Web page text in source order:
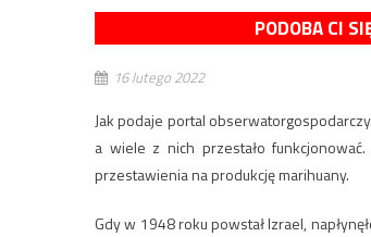
PODOBA CI
16 lutego 2022
Jak podaje portal
a wiele z nich przestało
przestawienia na produkcję marihuany.
Gdy w 1948 roku powstał Izrael,